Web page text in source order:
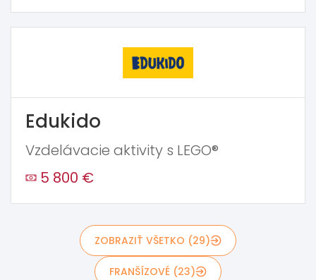
Edukido
Vzdelávacie aktivity s LEGO®
5 800 €
ZOBRAZIŤ VŠETKO (29)
FRANŠÍZOVÉ (23)